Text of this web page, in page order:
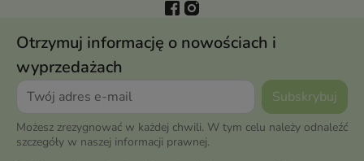
Otrzymuj informację o nowościach i
wyprzedażach
Możesz zrezygnować w każdej chwili. W tym celu należy odnaleźć
szczegóły w naszej informacji prawnej.